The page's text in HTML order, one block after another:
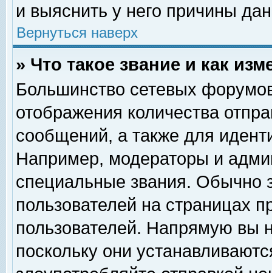
и выяснить у него причины
Вернуться наверх
» Что такое звание и как
Большинство сетевых
отображения количества
сообщений, а также для
Например, модераторы и
специальные звания. Обычно
пользователей на страницах
пользователей. Напрямую вы
поскольку они